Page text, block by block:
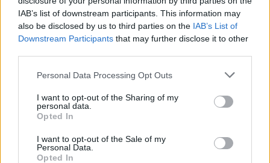
IAB’s list of downstream participants. This information may
also be disclosed by us to third parties on the IAB’s List of
Downstream Participants that may further disclose it to other
Personal Data Processing Opt Outs
I want to opt-out of the Sharing of my
personal data.
Opted In
I want to opt-out of the Sale of my
Personal Data.
Opted In